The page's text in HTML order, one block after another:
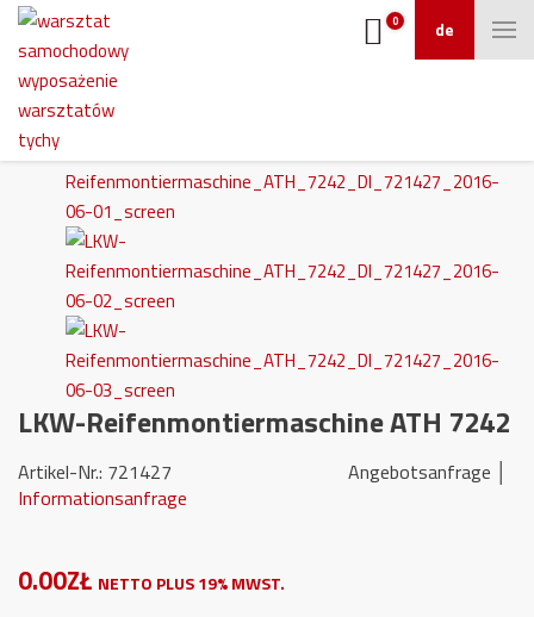
de
0
LKW-Reifenmontiermaschine ATH 7242
Artikel-Nr.: 721427 Angebotsanfrage │
Informationsanfrage
0.00ZŁ NETTO PLUS 19% MWST.